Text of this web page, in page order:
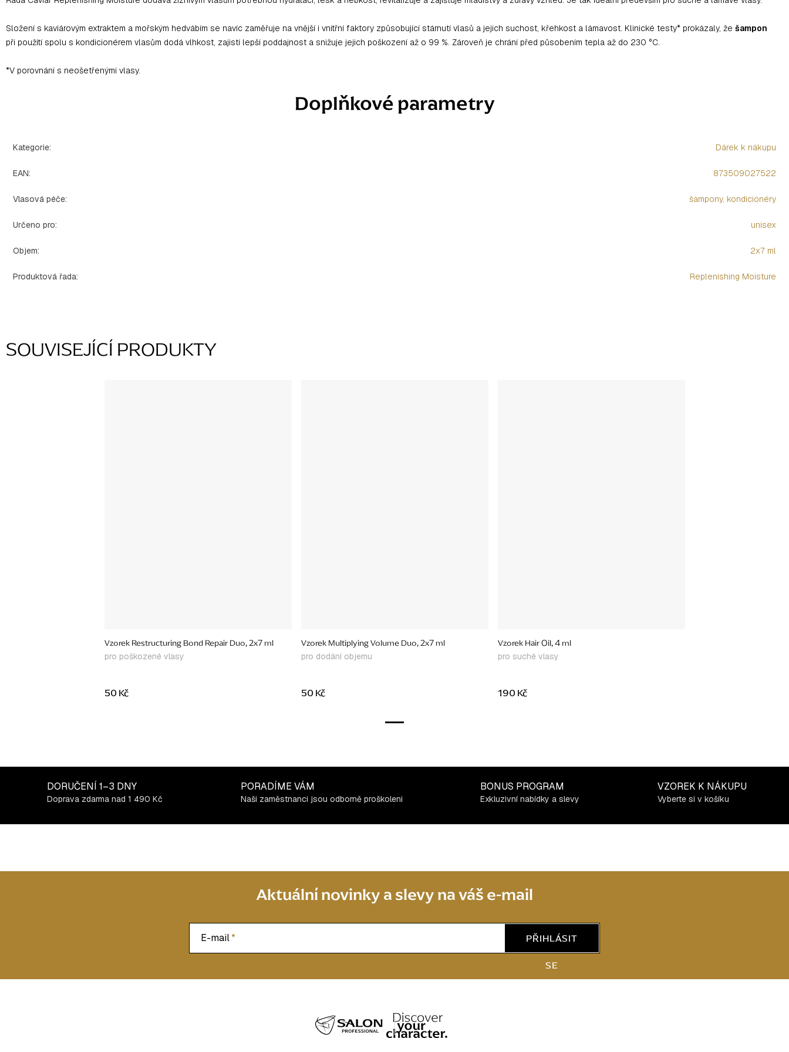
Složení s kaviárovým extraktem a mořským hedvábím se navíc zaměřuje na vnější i vnitřní faktory způsobující stárnutí vlasů a jejich suchost, křehkost a lámavost. Klinické testy* prokázaly, že šampon
při použití spolu s kondicionérem vlasům dodá vlhkost, zajistí lepší poddajnost a snižuje jejich poškození až o 99 %. Zároveň je chrání před působením tepla až do 230 °C.
*V porovnání s neošetřenými vlasy.
Doplňkové parametry
Kategorie: Dárek k nákupu
EAN: 873509027522
Vlasová péče: šampony, kondicionéry
Určeno pro: unisex
Objem: 2x7 ml
Produktová řada: Replenishing Moisture
SOUVISEJÍCÍ PRODUKTY
Vzorek Restructuring Bond Repair Duo, 2x7 ml
pro poškozené vlasy
50 Kč
Vzorek Multiplying Volume Duo, 2x7 ml
pro dodání objemu
50 Kč
Vzorek Hair Oil, 4 ml
pro suché vlasy
190 Kč
DORUČENÍ 1–3 DNY
Doprava zdarma nad 1 490 Kč
PORADÍME VÁM
Naši zaměstnanci jsou odborně proškoleni
BONUS PROGRAM
Exkluzivní nabídky a slevy
VZOREK K NÁKUPU
Vyberte si v košíku
Aktuální novinky a slevy na váš e-mail
E-mail
PŘIHLÁSIT
SE